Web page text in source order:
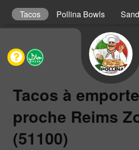
Tacos Pollina Bowls
Tacos à
proche Reims
(51100)